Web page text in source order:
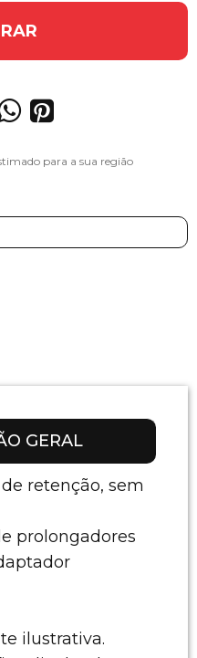
GERAL
retenção, sem
prolongadores
ilustrativa.